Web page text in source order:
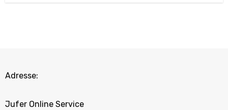
Adresse:
Jufer Online Service